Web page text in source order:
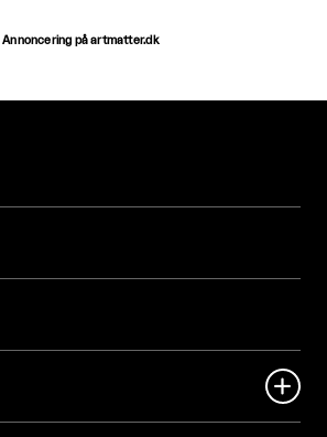
Annoncering på artmatter.dk
